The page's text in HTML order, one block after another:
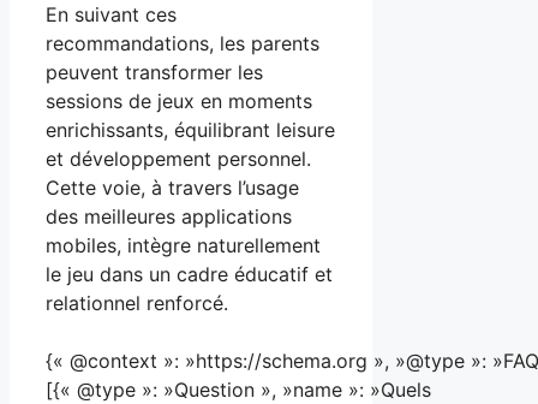
En suivant ces
recommandations, les parents
peuvent transformer les
sessions de jeux en moments
enrichissants, équilibrant leisure
et développement personnel.
Cette voie, à travers l’usage
des meilleures applications
mobiles, intègre naturellement
le jeu dans un cadre éducatif et
relationnel renforcé.
{« @context »: »https://schema.org », »@type »:
[{« @type »: »Question », »name »: »Quels